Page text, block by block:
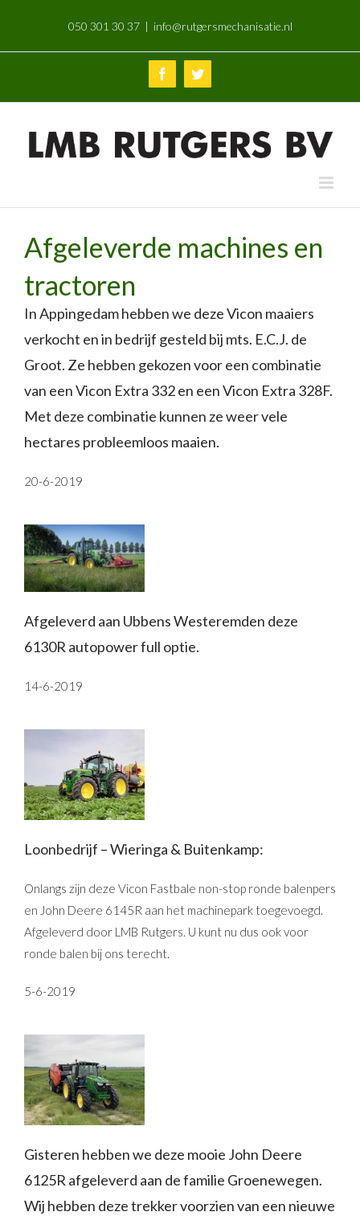
content
050 301 30 37 | info@rutgersmechanisatie.nl
FacebookTwitter
Afgeleverde machines en
tractoren
In Appingedam hebben we deze Vicon maaiers
verkocht en in bedrijf gesteld bij mts. E.C.J. de
Groot. Ze hebben gekozen voor een combinatie
van een Vicon Extra 332 en een Vicon Extra 328F.
Met deze combinatie kunnen ze weer vele
hectares probleemloos maaien.
20-6-2019
Afgeleverd aan Ubbens Westeremden deze
6130R autopower full optie.
14-6-2019
Loonbedrijf – Wieringa & Buitenkamp:
Onlangs zijn deze Vicon Fastbale non-stop ronde balenpers
en John Deere 6145R aan het machinepark toegevoegd.
Afgeleverd door LMB Rutgers. U kunt nu dus ook voor
ronde balen bij ons terecht.
5-6-2019
Gisteren hebben we deze mooie John Deere
6125R afgeleverd aan de familie Groenewegen.
Wij hebben deze trekker voorzien van een nieuwe